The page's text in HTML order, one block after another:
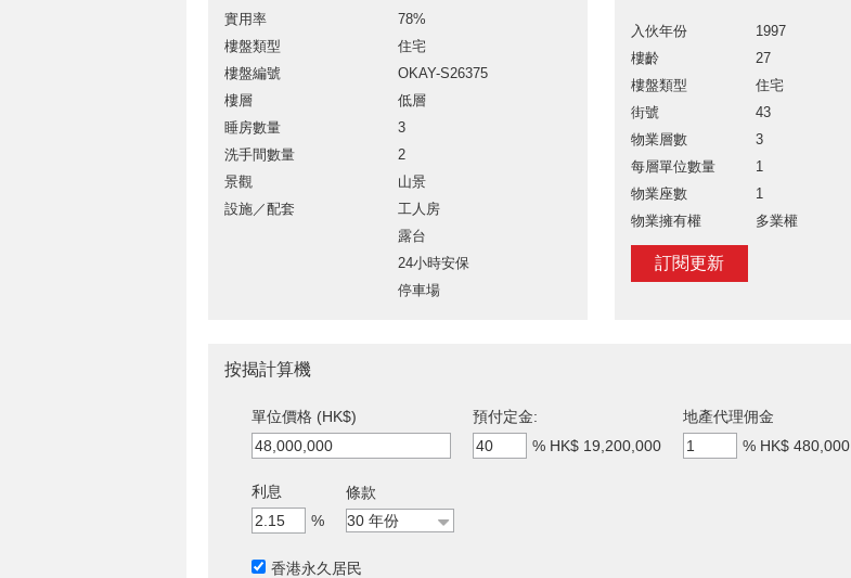
實用率
78%
樓盤類型
住宅
樓盤編號
OKAY-S26375
樓層
低層
睡房數量
3
洗手間數量
2
景觀
山景
設施／配套
工人房
露台
24小時安保
停車場
入伙年份
1997
樓齡
27
樓盤類型
住宅
街號
43
物業層數
3
每層單位數量
1
物業座數
1
物業擁有權
多業權
訂閱更新
按揭計算機
單位價格 (HK$)
預付定金:
% HK$ 19,200,000
地產代理佣金
% HK$ 480,000
利息
%
條款
香港永久居民